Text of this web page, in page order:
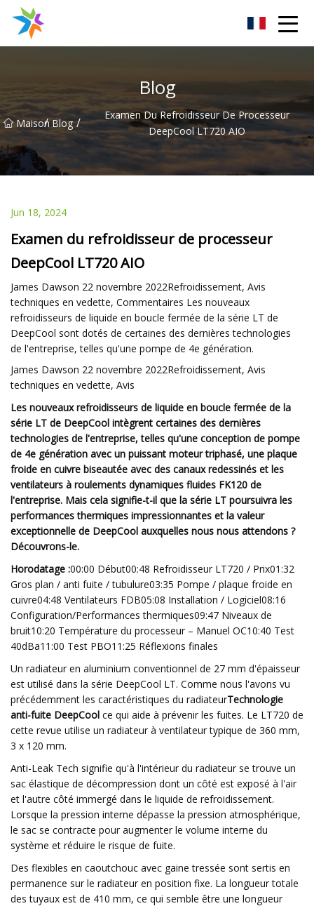
Blog
Maison
/ Blog /
Examen Du Refroidisseur De Processeur
DeepCool LT720 AIO
Jun 18, 2024
Examen du refroidisseur de processeur
DeepCool LT720 AIO
James Dawson 22 novembre 2022Refroidissement, Avis
techniques en vedette, Commentaires Les nouveaux
refroidisseurs de liquide en boucle fermée de la série LT de
DeepCool sont dotés de certaines des dernières technologies
de l'entreprise, telles qu'une pompe de 4e génération.
James Dawson 22 novembre 2022Refroidissement, Avis
techniques en vedette, Avis
Les nouveaux refroidisseurs de liquide en boucle fermée de la
série LT de DeepCool intègrent certaines des dernières
technologies de l'entreprise, telles qu'une conception de pompe
de 4e génération avec un puissant moteur triphasé, une plaque
froide en cuivre biseautée avec des canaux redessinés et les
ventilateurs à roulements dynamiques fluides FK120 de
l'entreprise. Mais cela signifie-t-il que la série LT poursuivra les
performances thermiques impressionnantes et la valeur
exceptionnelle de DeepCool auxquelles nous nous attendons ?
Découvrons-le.
Horodatage :00:00 Début00:48 Refroidisseur LT720 / Prix01:32
Gros plan / anti fuite / tubulure03:35 Pompe / plaque froide en
cuivre04:48 Ventilateurs FDB05:08 Installation / Logiciel08:16
Configuration/Performances thermiques09:47 Niveaux de
bruit10:20 Température du processeur – Manuel OC10:40 Test
40dBa11:00 Test PBO11:25 Réflexions finales
Un radiateur en aluminium conventionnel de 27 mm d'épaisseur
est utilisé dans la série DeepCool LT. Comme nous l'avons vu
précédemment les caractéristiques du radiateurTechnologie
anti-fuite DeepCool ce qui aide à prévenir les fuites. Le LT720 de
cette revue utilise un radiateur à ventilateur typique de 360 ​​mm,
3 x 120 mm.
Anti-Leak Tech signifie qu'à l'intérieur du radiateur se trouve un
sac élastique de décompression dont un côté est exposé à l'air
et l'autre côté immergé dans le liquide de refroidissement.
Lorsque la pression interne dépasse la pression atmosphérique,
le sac se contracte pour augmenter le volume interne du
système et réduire le risque de fuite.
Des flexibles en caoutchouc avec gaine tressée sont sertis en
permanence sur le radiateur en position fixe. La longueur totale
des tuyaux est de 410 mm, ce qui semble être une longueur